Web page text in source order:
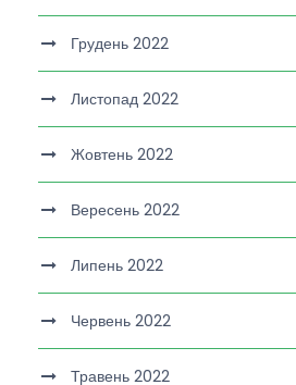
Грудень 2022
Листопад 2022
Жовтень 2022
Вересень 2022
Липень 2022
Червень 2022
Травень 2022